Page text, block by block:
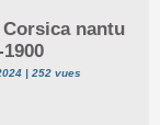
nantu
| 252 vues